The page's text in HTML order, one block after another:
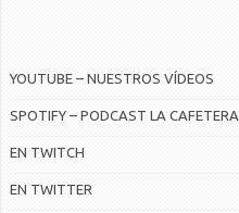
YOUTUBE – NUESTROS VÍDEOS
SPOTIFY – PODCAST LA CAFETERA
EN TWITCH
EN TWITTER